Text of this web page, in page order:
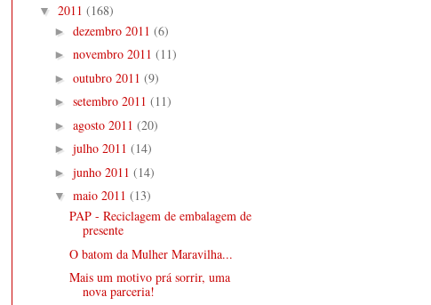
▼ 2011 (168)
► dezembro 2011 (6)
► novembro 2011 (11)
► outubro 2011 (9)
► setembro 2011 (11)
► agosto 2011 (20)
► julho 2011 (14)
► junho 2011 (14)
▼ maio 2011 (13)
PAP - Reciclagem de embalagem de
presente
O batom da Mulher Maravilha...
Mais um motivo prá sorrir, uma
nova parceria!